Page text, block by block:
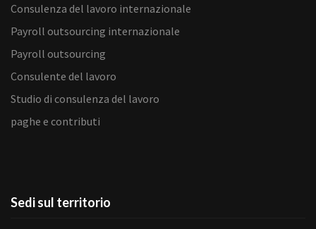
Consulenza del lavoro internazionale
Payroll outsourcing internazionale
Payroll outsourcing
Consulente del lavoro
Studio di consulenza del lavoro
paghe e contributi
Sedi sul territorio